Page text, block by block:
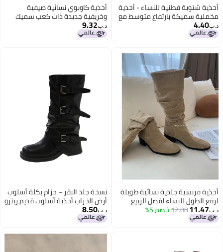
أحذية شتوية قطنية للنساء - أحذية
مخملية سميكة بارتفاع متوسط مع
نعل مسطح
د.ب‏4.40
3
أحذية كاوبوي نسائية صيفية
وخريفية جديدة ذات كعب سميك
وأطراف مدببة مزينة بالمسامير
د.ب‏9.32
أحذية فرنسية جلدية نسائية طويلة
لرفع الطول للنساء لفصل الربيع
والخريف
د.ب‏11.47
12.08خصم 5%
نسخة جلد البقر ~ حزام بكلة أسلوب
أرض الخراب أحذية أسلوب قديم ريترو
أحذية رعاة البقر أحذية السروال
د.ب‏8.50